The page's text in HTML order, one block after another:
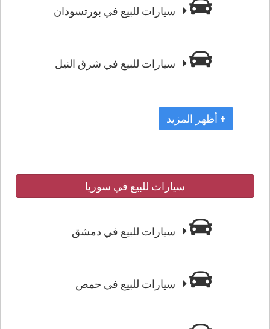
سيارات للبيع في بورتسودان
سيارات للبيع في شرق النيل
+ أظهر المزيد
سيارات للبيع في سوريا
سيارات للبيع في دمشق
سيارات للبيع في حمص